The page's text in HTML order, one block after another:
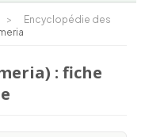
>
Encyclopédie des
: fiche